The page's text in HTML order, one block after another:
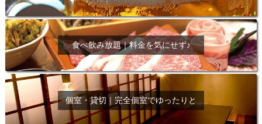
食べ飲み放題｜料金を気にせず♪
個室・貸切｜完全個室でゆったりと